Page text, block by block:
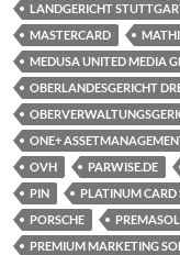
LANDGERICHT
MASTERCARD
MEDUSA UNITED MEDIA
OBERLANDESGERICHT
ONE+
OVH
PARWISE.DE
PIN
PLATINUM CARD
PORSCHE
PREMIUM MARKETING